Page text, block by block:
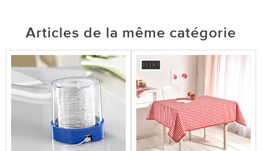
Articles de la même catégorie